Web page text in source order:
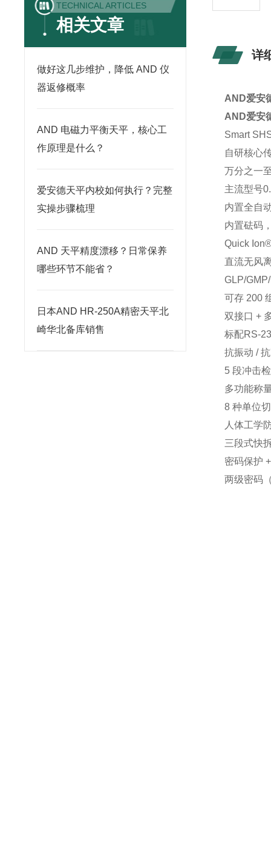
TECHNICAL ARTICLES
相关文章
做好这几步维护，降低 AND 仪
器返修概率
AND 电磁力平衡天平，核心工
作原理是什么？
爱安德天平内校如何执行？完整
实操步骤梳理
AND 天平精度漂移？日常保养
哪些环节不能省？
日本AND HR-250A精密天平北
崎华北备库销售
详
AND爱安
AND爱安
Smart
自研核心
万分之一
主流型号
内置全自
内置砝码
Quick
直流无风
GLP/
可存 200
双接口 +
标配RS-
抗振动 /
5 段冲击
多功能称
8 种单位
人体工学
三段式快
密码保护
两级密码